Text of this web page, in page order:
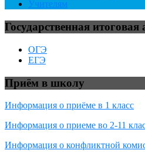
Учителям
Государственная итоговая
ОГЭ
ЕГЭ
Приём в школу
Информация о приёме в 1 класс
Информация о приеме во 2-11
Информация о конфликтной